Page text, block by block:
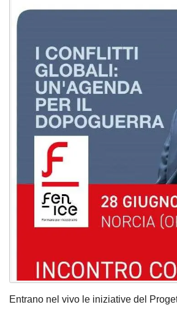
Entrano nel vivo le iniziative del